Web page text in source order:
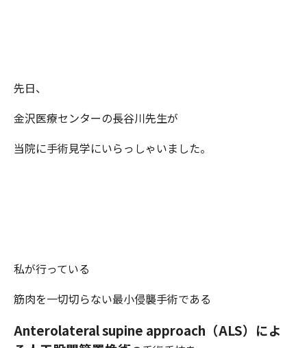
先日、
金沢医療センターの長谷川先生が
当院に手術見学にいらっしゃいました。
私が行っている
筋肉を一切切らない最小侵襲手術である
Anterolateral supine approach（ALS）によ